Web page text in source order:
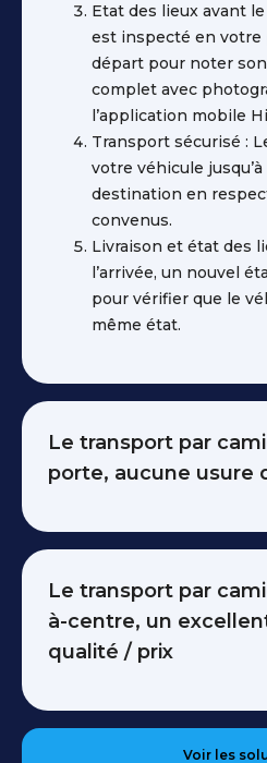
Etat des lieux avant
est inspecté en votre
départ pour noter
complet avec
l’application mobile
Transport sécurisé :
votre véhicule jusqu’à
destination en
convenus.
Livraison et état des
l’arrivée, un nouvel
pour vérifier que le
même état.
Le transport par
porte, aucune usure
Modalité
de
prise
charge
du
:
Le transport par
à-centre, un
qualité / prix
Modalité
de
Voir les